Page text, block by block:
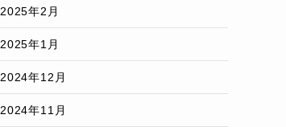
2025年2月
2025年1月
2024年12月
2024年11月